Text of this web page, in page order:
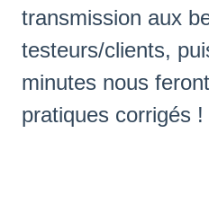
transmission aux
testeurs/clients,
minutes nous
pratiques corrigés !